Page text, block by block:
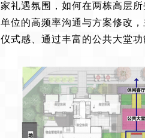
家礼遇氛围，如何在两栋高层
单位的高频率沟通与方案修改
仪式感、通过丰富的公共大堂